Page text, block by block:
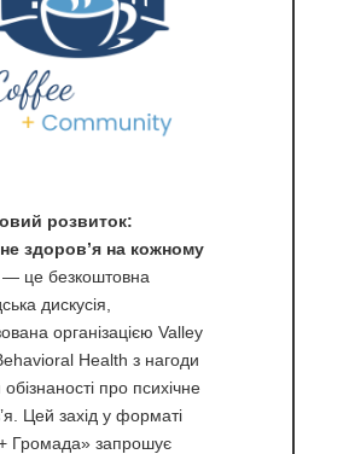
розвиток:
здоров’я на кожному
— це безкоштовна
дискусія,
організацією Valley
Health з нагоди
про психічне
Цей захід у форматі
Громада» запрошує